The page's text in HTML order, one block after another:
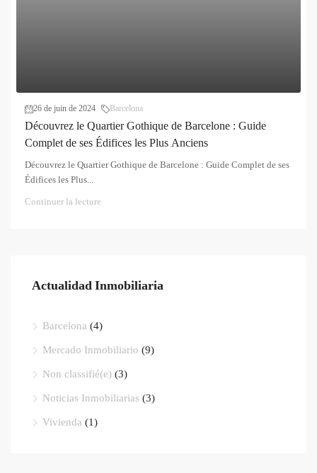
26 de juin de 2024 Barcelona
Découvrez le Quartier Gothique de Barcelone : Guide
Complet de ses Édifices les Plus Anciens
Découvrez le Quartier Gothique de Barcelone : Guide Complet de ses
Édifices les Plus...
Continuer la lecture
Actualidad Inmobiliaria
Barcelona (4)
Mercado Inmobiliario (9)
Non classifié(e) (3)
Noticias Inmobiliarias (3)
Vivienda (1)